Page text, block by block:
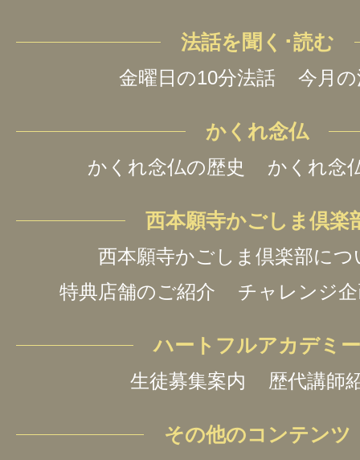
法話を聞く･読む
金曜日の10分法話 今月
かくれ念仏
かくれ念仏の歴史 かくれ念
西本願寺かごしま倶楽
西本願寺かごしま倶楽部につ
特典店舗のご紹介
チャレンジ
ハートフルアカデミー
生徒募集案内 歴代講師
その他のコンテンツ